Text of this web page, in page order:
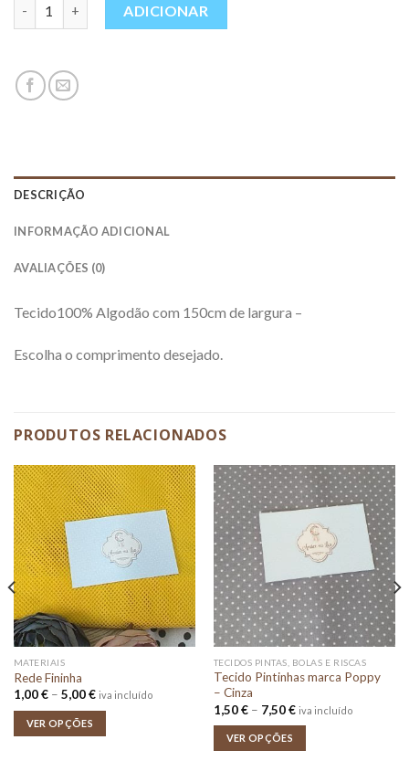
ADICIONAR
DESCRIÇÃO
INFORMAÇÃO ADICIONAL
AVALIAÇÕES (0)
Tecido100% Algodão com 150cm de largura –
Escolha o comprimento desejado.
PRODUTOS RELACIONADOS
MATERIAIS
Rede Fininha
1,00€ – 5,00€Price
5,00 €
iva incluído
VER OPÇÕES
TECIDOS PINTAS, BOLAS E RISCAS
Tecido Pintinhas marca Poppy
– Cinza
1,50€ – 7,50€Price
7,50 €
iva incluído
VER OPÇÕES